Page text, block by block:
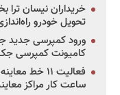
خریداران نیسان ترا
تحویل خودرو
ورود کمپرسی جدید
کامیونت کمپرسی جک ۶
فعالیت ۱۱
ساعت کار مراکز